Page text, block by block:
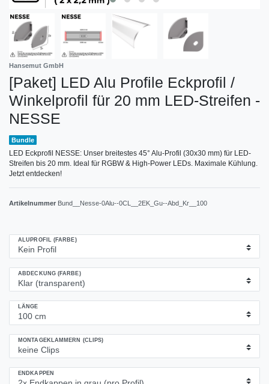
Hansemut GmbH
[Paket] LED Alu Profile Eckprofil /
Winkelprofil für 20 mm LED-Streifen -
NESSE
Bundle
LED Eckprofil NESSE: Unser breitestes 45° Alu-Profil (30x30 mm) für LED-
Streifen bis 20 mm. Ideal für RGBW & High-Power LEDs. Maximale Kühlung.
Jetzt entdecken!
Artikelnummer Bund__Nesse-0Alu--0CL__2EK_Gu--Abd_Kr__100
ALUPROFIL (FARBE)
ABDECKUNG (FARBE)
LÄNGE
MONTAGEKLAMMERN (CLIPS)
ENDKAPPEN